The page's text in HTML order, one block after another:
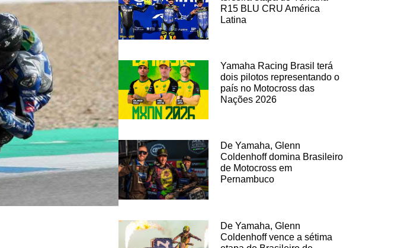
R15 BLU CRU América
Latina
Yamaha Racing Brasil terá
dois pilotos representando o
país no Motocross das
Nações 2026
De Yamaha, Glenn
Coldenhoff domina Brasileiro
de Motocross em
Pernambuco
De Yamaha, Glenn
Coldenhoff vence a sétima